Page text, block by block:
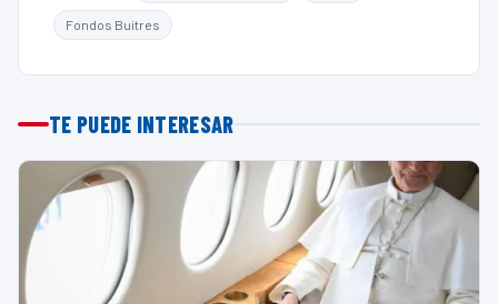
Fondos Buitres
TE PUEDE INTERESAR